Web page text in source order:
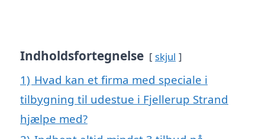
Indholdsfortegnelse skjul
1) Hvad kan et firma med speciale i
tilbygning til udestue i Fjellerup Strand
hjælpe med?